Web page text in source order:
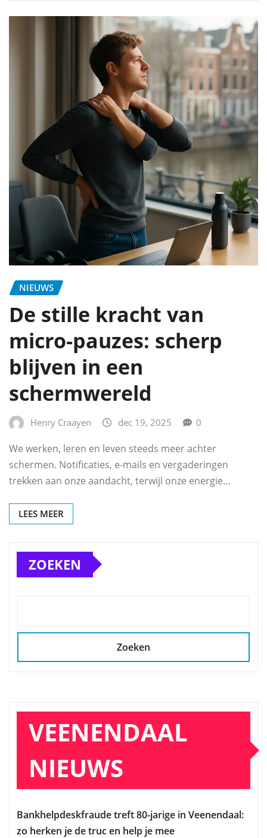
NIEUWS
De stille kracht van
micro-pauzes: scherp
blijven in een
schermwereld
Henry Craayen dec 19, 2025 0
We werken, leren en leven steeds meer achter
schermen. Notificaties, e-mails en vergaderingen
trekken aan onze aandacht, terwijl onze energie…
LEES MEER
ZOEKEN
Zoeken
VEENENDAAL
NIEUWS
Bankhelpdeskfraude treft 80-jarige in Veenendaal:
zo herken je de truc en help je mee